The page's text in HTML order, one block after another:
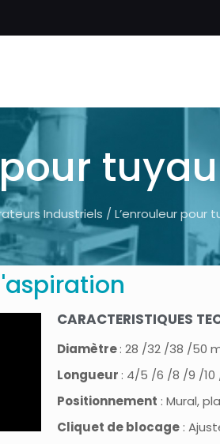
Industriels / L’enrouleur pour
CARACTERISTIQUES
Diamètre: 28 /32 /38 /50
Longueur : 4/5 /6 /8 /9 /10
Positionnement : Mural,
Cliquet de blocage: